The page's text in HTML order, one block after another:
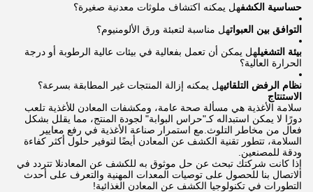
حساسية الكشفهل يمكنه اكتشاف ملوثات معدنية صغيرة؟
التوافق بين العبواتهل مناسبة لتعبئة ورق الألومنيوم؟
بيئة التشغيلهل يمكن أن تعمل بفعالية في بيئات عالية الرطوبة أو درجة
الحرارة العالية؟
نظام الرفض التلقائيهل يمكنه إزالة المنتجات غير المطابقة بسرعة؟
الاستنتاج
سلامة الأغذية هي مسألة صحة عامة، ومكشفات المعادن للأغذية تلعب
دورًا لا يمكن استبداله كـ"حراس البوابة" لجودة المنتج، مما يقلل بشكل
فعال من مخاطر التلوث.مع استمرار صناعة الأغذية في رفع معايير
السلامة، تتطور تقنية الكشف عن المعادن أيضًا لتوفير حلول أكثر كفاءة
ودقة للمصنعين.
إذا كانت شركتك تبحث عن حل موثوق به للكشف عن المعادنلا تتردد في
الاتصال بنا للحصول على توصيات المعدات المهنية والتعرف على أحدث
التطورات في تكنولوجيا الكشف عن المعادن الغذائية!